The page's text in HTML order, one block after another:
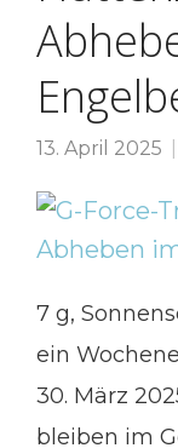
13. April 2025
7 g,
ein
30. März
bleiben im